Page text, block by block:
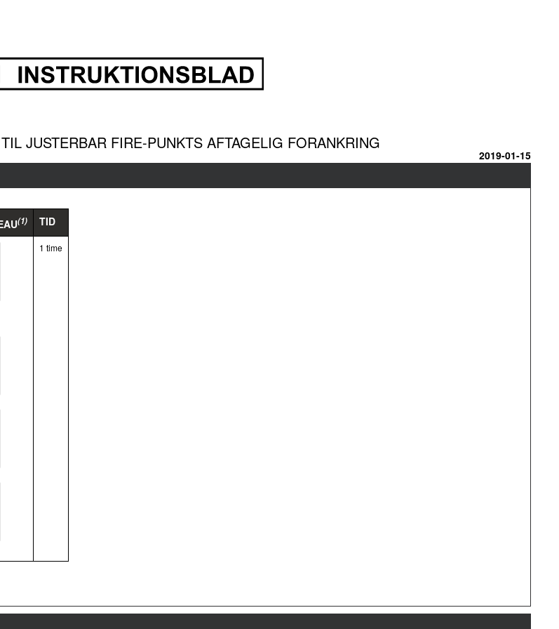
JUSTERBAR FIRE-PUNKTS AFTAGELIG FORANKRING
2019-01-15
(1) TID
1 time